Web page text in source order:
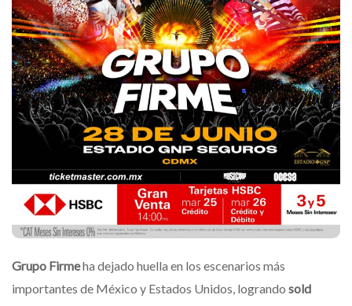
Grupo Firmeha dejado huella en los escenarios más
importantes de México y Estados Unidos, logrando sold